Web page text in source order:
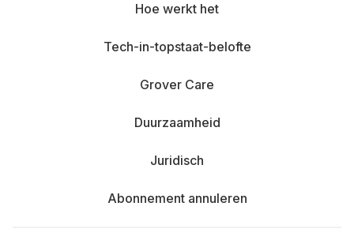
Hoe werkt het
Tech-in-topstaat-belofte
Grover Care
Duurzaamheid
Juridisch
Abonnement annuleren